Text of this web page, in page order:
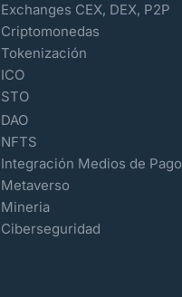
Exchanges CEX, DEX, P2P
Criptomonedas
Tokenización
ICO
STO
DAO
NFTS
Integración Medios de Pago
Metaverso
Mineria
Ciberseguridad